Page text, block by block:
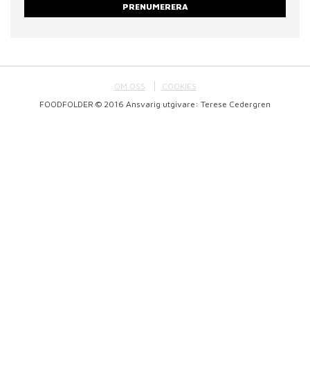
PRENUMERERA
OM OSS
COOKIES
FOODFOLDER © 2016 Ansvarig utgivare: Terese Cedergren